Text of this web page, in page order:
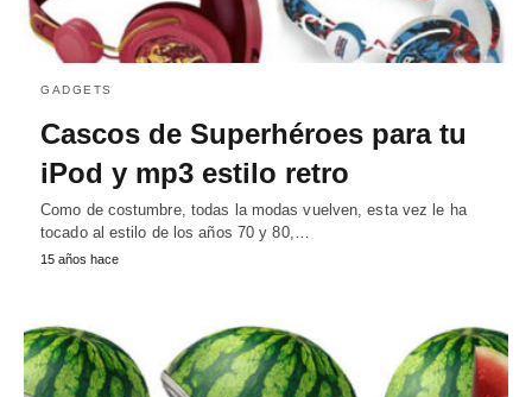
GADGETS
Cascos de Superhéroes para tu
iPod y mp3 estilo retro
Como de costumbre, todas la modas vuelven, esta vez le ha
tocado al estilo de los años 70 y 80,…
15 años hace